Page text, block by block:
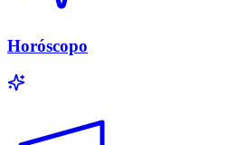
Horóscopo